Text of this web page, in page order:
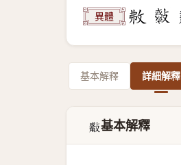
異體
基本解釋 詳細解釋
𣀣基本解釋